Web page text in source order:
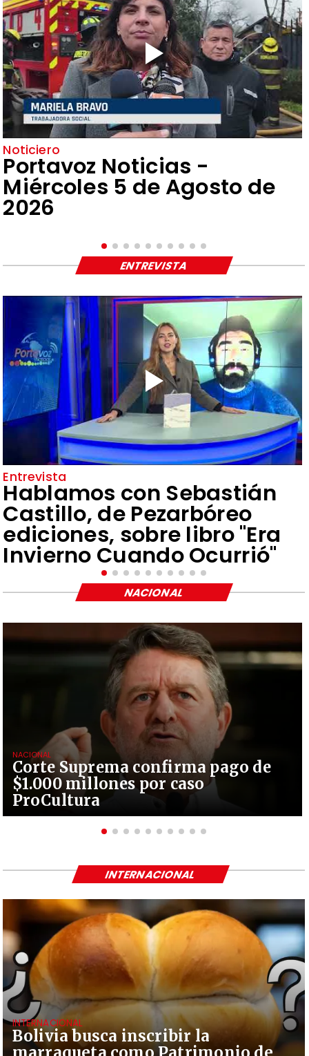
Noticiero
Portavoz Noticias -
Miércoles 5 de Agosto de
2026
Entrevista
Hablamos con Sebastián
Castillo, de Pezarbóreo
ediciones, sobre libro "Era
Invierno Cuando Ocurrió"
ENTREVISTA
Corte Suprema confirma pago de
$1.000 millones por caso
ProCultura
NACIONAL
NACIONAL
Bolivia busca inscribir la
INTERNACIONAL
INTERNACIONAL